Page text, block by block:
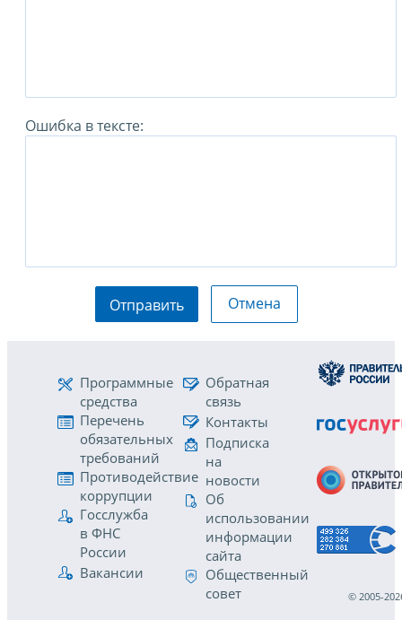
Ошибка в тексте:
Отправить Отмена
Программные
средства
Перечень
обязательных
требований
Противодействие
коррупции
Госслужба
в ФНС
России
Вакансии
Обратная
связь
Контакты
Подписка
на
новости
Об
использовании
информации
сайта
Общественный
совет
© 2005-